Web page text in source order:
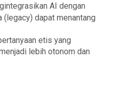
AI dengan
dapat menantang
etis yang
lebih otonom dan